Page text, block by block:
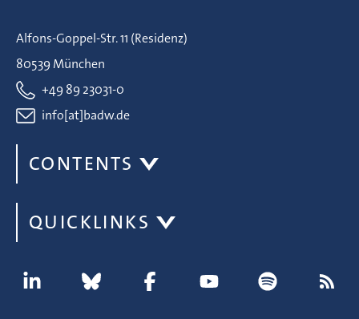
Alfons-Goppel-Str. 11 (Residenz)
80539 München
+49 89 23031-0
info[at]badw.de
CONTENTS
QUICKLINKS